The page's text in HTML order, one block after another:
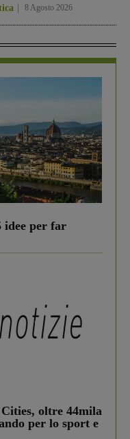
8 Agosto 2026
idee per far
oltre 44mila
per lo sport e